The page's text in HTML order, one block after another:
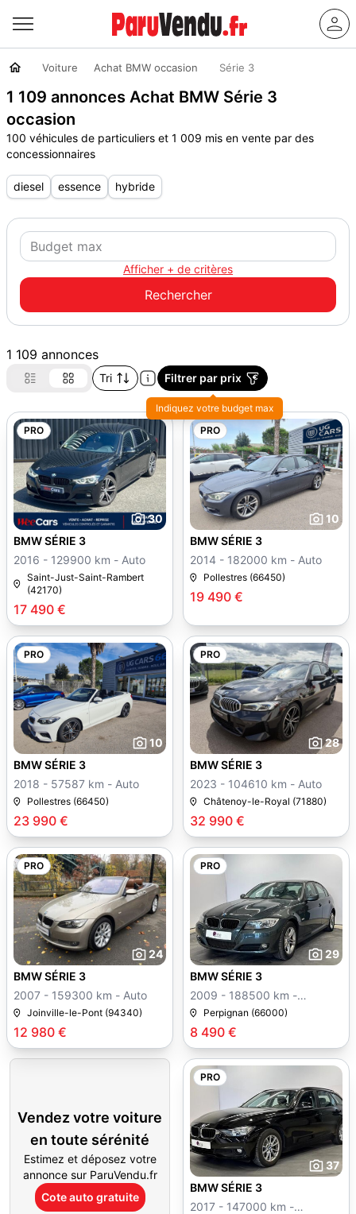
Voiture Achat BMW occasion Série 3
1 109 annonces Achat BMW Série 3
occasion
100 véhicules de particuliers et 1 009 mis en vente par des
concessionnaires
diesel essence hybride
Afficher + de critères
1 109 annonces
Tri Filtrer par prix
Indiquez votre budget max
PRO
30
17 490 €
BMW SÉRIE 3
2016 - 129900 km - Auto
Saint-Just-Saint-Rambert
(42170)
PRO
10
19 490 €
BMW SÉRIE 3
2014 - 182000 km - Auto
Pollestres (66450)
PRO
10
23 990 €
BMW SÉRIE 3
2018 - 57587 km - Auto
Pollestres (66450)
PRO
28
32 990 €
BMW SÉRIE 3
2023 - 104610 km - Auto
Châtenoy-le-Royal (71880)
PRO
24
12 980 €
BMW SÉRIE 3
2007 - 159300 km - Auto
Joinville-le-Pont (94340)
PRO
29
8 490 €
BMW SÉRIE 3
2009 - 188500 km -
Manuelle
Perpignan (66000)
Vendez votre voiture
en toute sérénité
Estimez et déposez votre
annonce sur ParuVendu.fr
Cote auto gratuite
PRO
37
BMW SÉRIE 3
2017 - 147000 km -